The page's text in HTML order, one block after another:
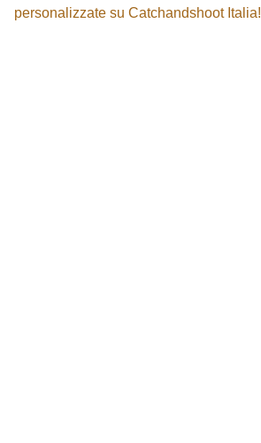
personalizzate su Catchandshoot Italia!